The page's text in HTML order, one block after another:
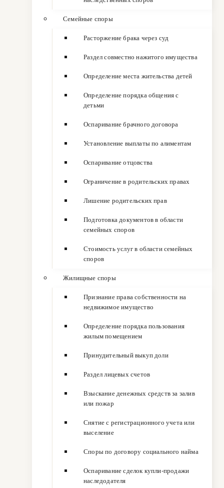
Семейные споры
Расторжение брака через суд
Раздел совместно нажитого имущества
Определение места жительства детей
Определение порядка общения с
детьми
Оспаривание брачного договора
Установление выплаты по алиментам
Оспаривание отцовства
Ограничение в родительских правах
Лишение родительских прав
Подготовка документов в области
семейных споров
Стоимость услуг в области семейных
споров
Жилищные споры
Признание права собственности на
недвижимое имущество
Определение порядка пользования
жилым помещением
Принудительный выкуп доли
Раздел лицевых счетов
Взыскание денежных средств за залив
или пожар
Снятие с регистрационного учета или
выселение
Споры по договору социального найма
Оспаривание сделок купли-продажи
наследодателя